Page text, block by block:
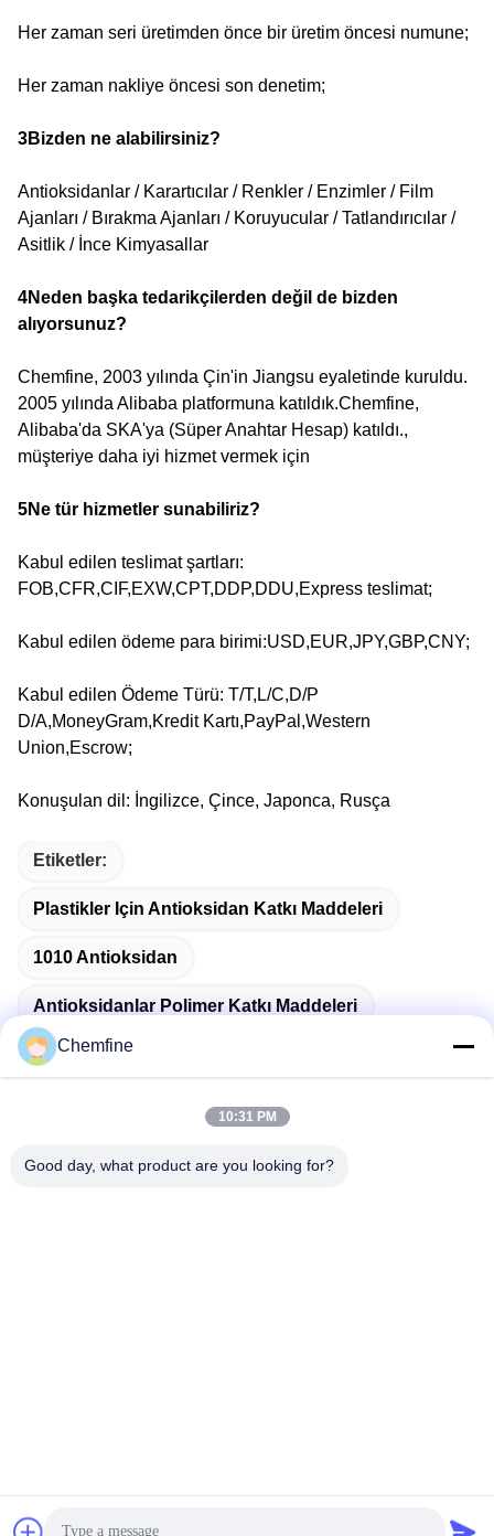
Her zaman seri üretimden önce bir üretim öncesi numune;
Her zaman nakliye öncesi son denetim;
3Bizden ne alabilirsiniz?
Antioksidanlar / Karartıcılar / Renkler / Enzimler / Film
Ajanları / Bırakma Ajanları / Koruyucular / Tatlandırıcılar /
Asitlik / İnce Kimyasallar
4Neden başka tedarikçilerden değil de bizden
alıyorsunuz?
Chemfine, 2003 yılında Çin'in Jiangsu eyaletinde kuruldu.
2005 yılında Alibaba platformuna katıldık.Chemfine,
Alibaba'da SKA'ya (Süper Anahtar Hesap) katıldı.,
müşteriye daha iyi hizmet vermek için
5Ne tür hizmetler sunabiliriz?
Kabul edilen teslimat şartları:
FOB,CFR,CIF,EXW,CPT,DDP,DDU,Express teslimat;
Kabul edilen ödeme para birimi:USD,EUR,JPY,GBP,CNY;
Kabul edilen Ödeme Türü: T/T,L/C,D/P
D/A,MoneyGram,Kredit Kartı,PayPal,Western
Union,Escrow;
Konuşulan dil: İngilizce, Çince, Japonca, Rusça
Etiketler:
Plastikler Için Antioksidan Katkı Maddeleri
1010 Antioksidan
Antioksidanlar Polimer Katkı Maddeleri
Chemfine
10:31 PM
Good day, what product are you looking for?